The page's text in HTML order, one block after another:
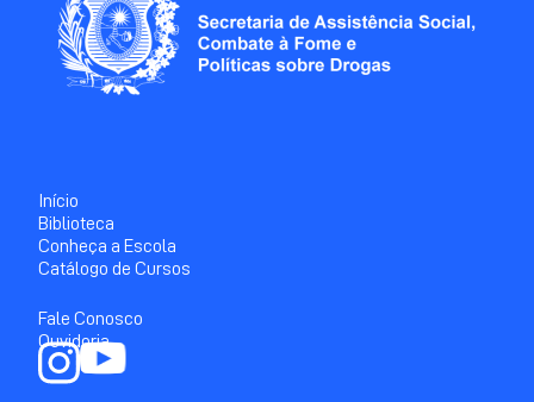
Início
Biblioteca
Conheça a Escola
Catálogo de Cursos
Fale Conosco
Ouvidoria